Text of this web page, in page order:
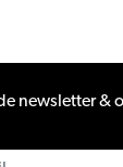
newsletter &